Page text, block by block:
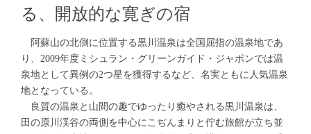
る、開放的な寛ぎの宿
阿蘇山の北側に位置する黒川温泉は全国屈指の温泉地であ
り、2009年度ミシュラン・グリーンガイド・ジャポンでは温
泉地として異例の2つ星を獲得するなど、名実ともに人気温泉
地となっている。
良質の温泉と山間の趣でゆったり癒やされる黒川温泉は、
田の原川渓谷の両側を中心にこぢんまりと佇む旅館が立ち並